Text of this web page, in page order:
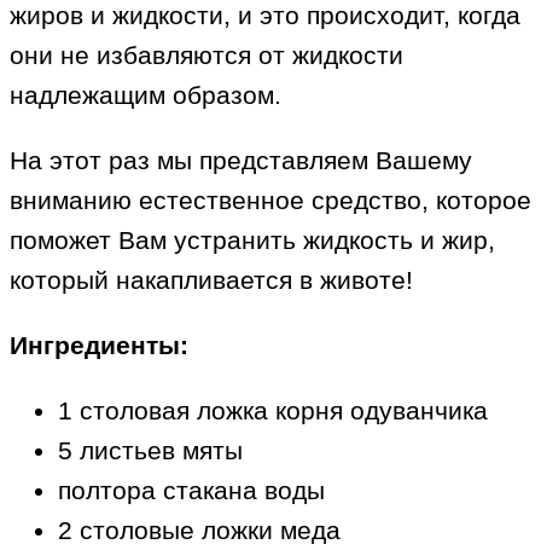
жиров и жидкости, и это происходит, когда
они не избавляются от жидкости
надлежащим образом.
На этот раз мы представляем Вашему
вниманию естественное средство, которое
поможет Вам устранить жидкость и жир,
который накапливается в животе!
Ингредиенты:
1 столовая ложка корня одуванчика
5 листьев мяты
полтора стакана воды
2 столовые ложки меда